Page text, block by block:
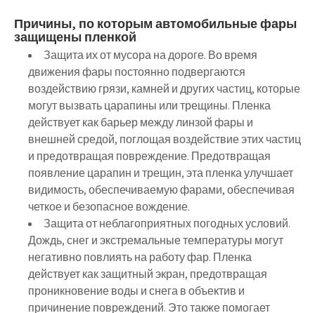
Причины, по которым автомобильные фары
защищены пленкой
Защита их от мусора на дороге. Во время
движения фары постоянно подвергаются
воздействию грязи, камней и других частиц, которые
могут вызвать царапины или трещины. Пленка
действует как барьер между линзой фары и
внешней средой, поглощая воздействие этих частиц
и предотвращая повреждение. Предотвращая
появление царапин и трещин, эта пленка улучшает
видимость, обеспечиваемую фарами, обеспечивая
четкое и безопасное вождение.
Защита от неблагоприятных погодных условий.
Дождь, снег и экстремальные температуры могут
негативно повлиять на работу фар. Пленка
действует как защитный экран, предотвращая
проникновение воды и снега в объектив и
причинение повреждений. Это также помогает